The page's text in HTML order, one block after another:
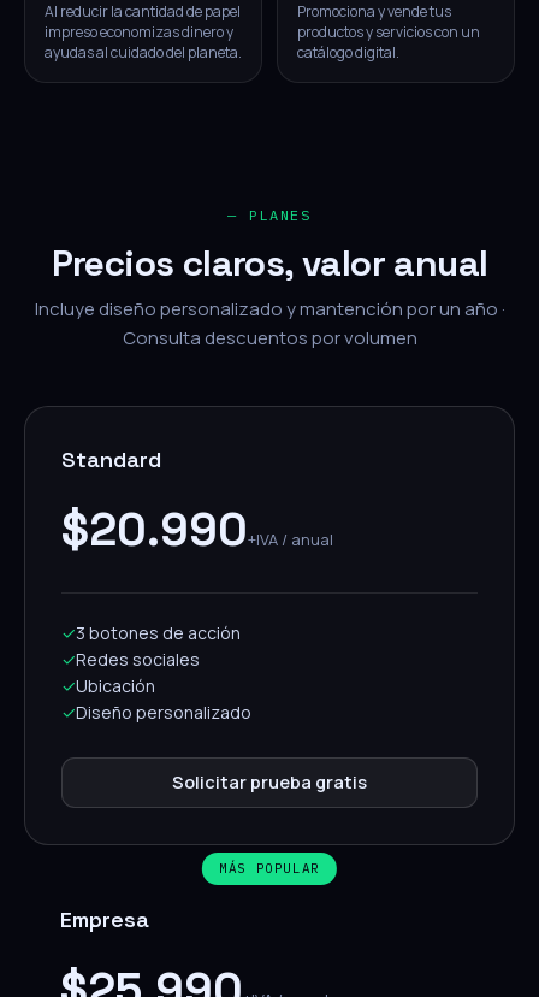
Al reducir la cantidad de papel
impreso economizas dinero y
ayudas al cuidado del planeta.
Promociona y vende tus
productos y servicios con un
catálogo digital.
— PLANES
Precios claros, valor anual
Incluye diseño personalizado y mantención por un año ·
Consulta descuentos por volumen
Standard
$20.990+IVA / anual
✓3 botones de acción
✓Redes sociales
✓Ubicación
✓Diseño personalizado
Solicitar prueba gratis
MÁS POPULAR
Empresa